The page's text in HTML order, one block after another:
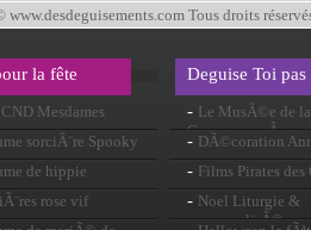
Tous droits
la fête
Mesdames
sorciÃ¨re Spooky
de hippie
rose vif
Deguise Toi pas
- Le MusÃ©e de
CarcassonneÂ :
historiqueÂ !
- DÃ©coration
- Films Pirates des
- Noel Liturgie &
personnalisÃ©e